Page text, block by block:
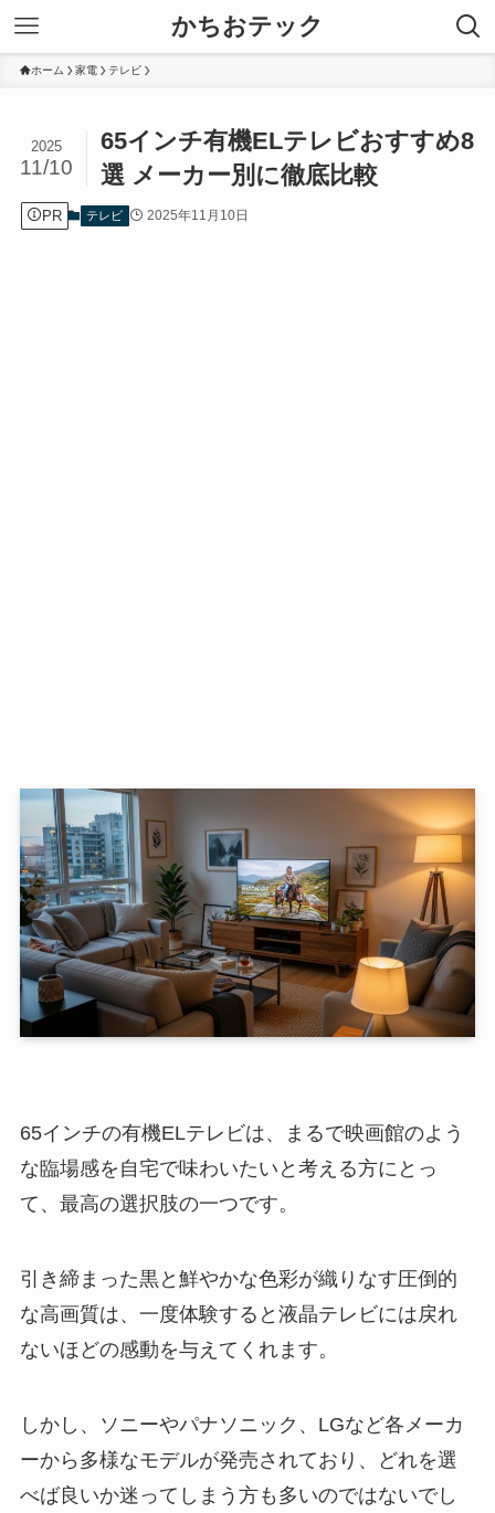
かちおテック
ホーム 家電 テレビ
65インチ有機ELテレビおすすめ8
選 メーカー別に徹底比較
2025
11/10
PR テレビ 2025年11月10日
65インチの有機ELテレビは、まるで映画館のよう
な臨場感を自宅で味わいたいと考える方にとっ
て、最高の選択肢の一つです。
引き締まった黒と鮮やかな色彩が織りなす圧倒的
な高画質は、一度体験すると液晶テレビには戻れ
ないほどの感動を与えてくれます。
しかし、ソニーやパナソニック、LGなど各メーカ
ーから多様なモデルが発売されており、どれを選
べば良いか迷ってしまう方も多いのではないでし